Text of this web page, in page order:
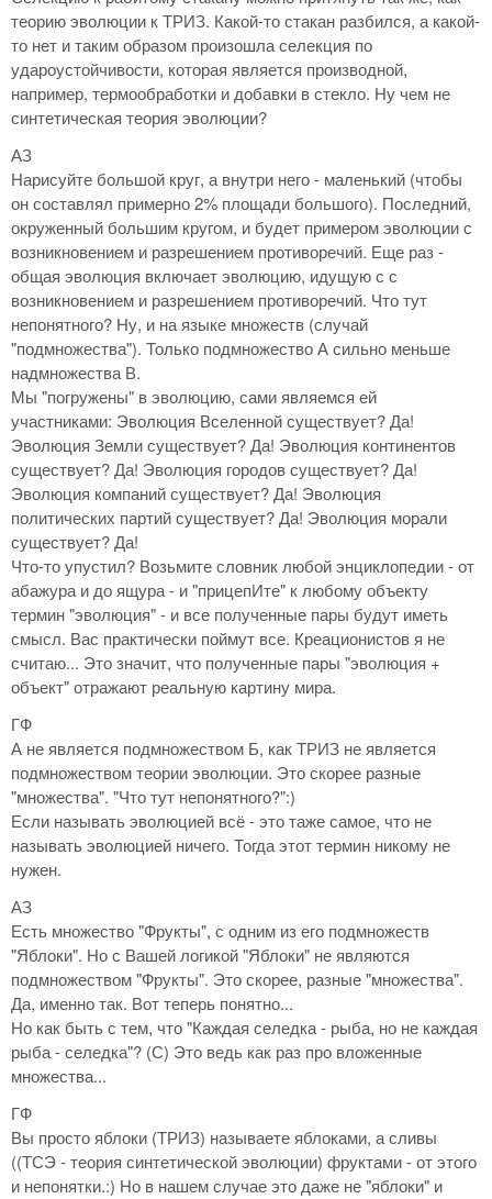
теорию эволюции к ТРИЗ. Какой-то стакан разбился, а какой-
то нет и таким образом произошла селекция по
удароустойчивости, которая является производной,
например, термообработки и добавки в стекло. Ну чем не
синтетическая теория эволюции?
АЗ
Нарисуйте большой круг, а внутри него - маленький (чтобы
он составлял примерно 2% площади большого). Последний,
окруженный большим кругом, и будет примером эволюции с
возникновением и разрешением противоречий. Еще раз -
общая эволюция включает эволюцию, идущую с с
возникновением и разрешением противоречий. Что тут
непонятного? Ну, и на языке множеств (случай
"подмножества"). Только подмножество А сильно меньше
надмножества В.
Мы "погружены" в эволюцию, сами являемся ей
участниками: Эволюция Вселенной существует? Да!
Эволюция Земли существует? Да! Эволюция континентов
существует? Да! Эволюция городов существует? Да!
Эволюция компаний существует? Да! Эволюция
политических партий существует? Да! Эволюция морали
существует? Да!
Что-то упустил? Возьмите словник любой энциклопедии - от
абажура и до ящура - и "прицепИте" к любому объекту
термин "эволюция" - и все полученные пары будут иметь
смысл. Вас практически поймут все. Креационистов я не
считаю... Это значит, что полученные пары "эволюция +
объект" отражают реальную картину мира.
ГФ
А не является подмножеством Б, как ТРИЗ не является
подмножеством теории эволюции. Это скорее разные
"множества". "Что тут непонятного?":)
Если называть эволюцией всё - это таже самое, что не
называть эволюцией ничего. Тогда этот термин никому не
нужен.
АЗ
Есть множество "Фрукты", с одним из его подмножеств
"Яблоки". Но с Вашей логикой "Яблоки" не являются
подмножеством "Фрукты". Это скорее, разные "множества".
Да, именно так. Вот теперь понятно...
Но как быть с тем, что "Каждая селедка - рыба, но не каждая
рыба - селедка"? (С) Это ведь как раз про вложенные
множества...
ГФ
Вы просто яблоки (ТРИЗ) называете яблоками, а сливы
((ТСЭ - теория синтетической эволюции) фруктами - от этого
и непонятки.:) Но в нашем случае это даже не "яблоки" и